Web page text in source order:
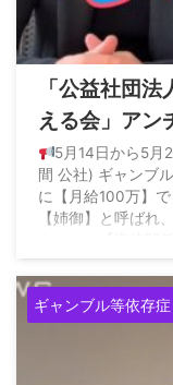
「公益社団
える会」ア
5月14日から5月
間 公社) ギャンブ
に【月給100万】
【姉御】と呼ばれ
ギャンブル等依存症